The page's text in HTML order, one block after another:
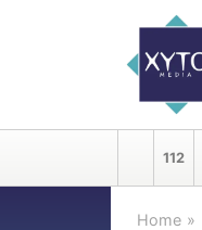
112
Home